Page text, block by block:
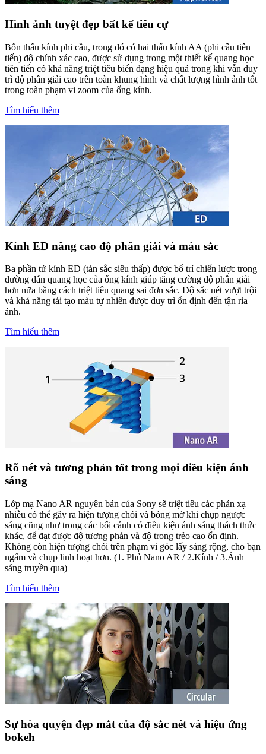
Hình ảnh tuyệt đẹp bất kể tiêu cự
Bốn thấu kính phi cầu, trong đó có hai thấu kính AA (phi cầu tiên
tiến) độ chính xác cao, được sử dụng trong một thiết kế quang học
tiên tiến có khả năng triệt tiêu biến dạng hiệu quả trong khi vẫn duy
trì độ phân giải cao trên toàn khung hình và chất lượng hình ảnh tốt
trong toàn phạm vi zoom của ống kính.
Tìm hiểu thêm
Kính ED nâng cao độ phân giải và màu sắc
Ba phần tử kính ED (tán sắc siêu thấp) được bố trí chiến lược trong
đường dẫn quang học của ống kính giúp tăng cường độ phân giải
hơn nữa bằng cách triệt tiêu quang sai đơn sắc. Độ sắc nét vượt trội
và khả năng tái tạo màu tự nhiên được duy trì ổn định đến tận rìa
ảnh.
Tìm hiểu thêm
Rõ nét và tương phản tốt trong mọi điều kiện ánh
sáng
Lớp mạ Nano AR nguyên bản của Sony sẽ triệt tiêu các phản xạ
nhiễu có thể gây ra hiện tượng chói và bóng mờ khi chụp ngược
sáng cũng như trong các bối cảnh có điều kiện ánh sáng thách thức
khác, để đạt được độ tương phản và độ trong trẻo cao ổn định.
Không còn hiện tượng chói trên phạm vi góc lấy sáng rộng, cho bạn
ngắm và chụp linh hoạt hơn. (1. Phủ Nano AR / 2.Kính / 3.Ánh
sáng truyền qua)
Tìm hiểu thêm
Sự hòa quyện đẹp mắt của độ sắc nét và hiệu ứng
bokeh